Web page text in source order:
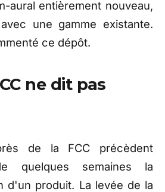
aural entièrement nouveau,
une gamme existante.
ce dépôt.
ne dit pas
de la FCC précèdent
quelques semaines la
d'un produit. La levée de la